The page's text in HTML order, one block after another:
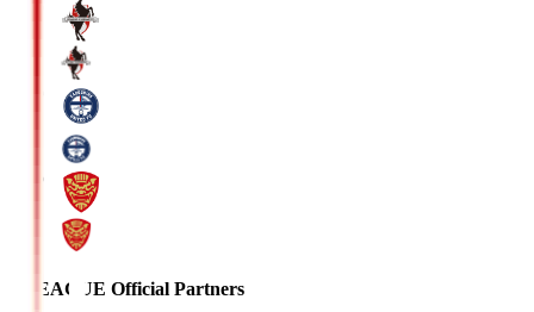
J.LEAGUE Official Partners